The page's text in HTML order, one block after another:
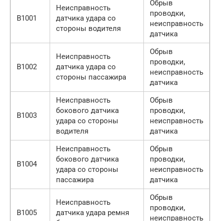
B1001
Неисправность
датчика удара со
стороны водителя
Обрыв
проводки,
неисправность
датчика
B1002
Неисправность
датчика удара со
стороны пассажира
Обрыв
проводки,
неисправность
датчика
B1003
Неисправность
бокового датчика
удара со стороны
водителя
Обрыв
проводки,
неисправность
датчика
B1004
Неисправность
бокового датчика
удара со стороны
пассажира
Обрыв
проводки,
неисправность
датчика
B1005
Неисправность
датчика удара ремня
Обрыв
проводки,
неисправность